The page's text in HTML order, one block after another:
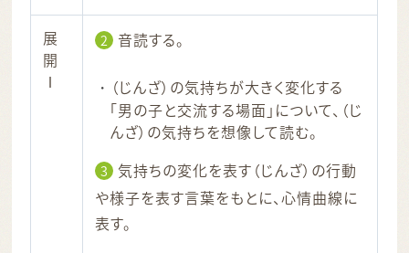
展
開
Ⅰ
2 音読する。
（じんざ）の気持ちが大きく変化する
「男の子と交流する場面」について、（じ
んざ）の気持ちを想像して読む。
3 気持ちの変化を表す（じんざ）の行動
や様子を表す言葉をもとに、心情曲線に
表す。